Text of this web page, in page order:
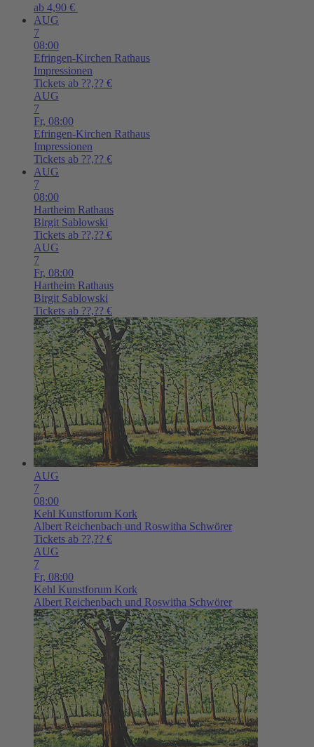
ab 4,90 €
AUG
7
08:00
Efringen-Kirchen Rathaus
Impressionen
Tickets ab ??,?? €
AUG
7
Fr, 08:00
Efringen-Kirchen Rathaus
Impressionen
Tickets ab ??,?? €
AUG
7
08:00
Hartheim Rathaus
Birgit Sablowski
Tickets ab ??,?? €
AUG
7
Fr, 08:00
Hartheim Rathaus
Birgit Sablowski
Tickets ab ??,?? €
AUG
7
08:00
Kehl Kunstforum Kork
Albert Reichenbach und Roswitha Schwörer
Tickets ab ??,?? €
AUG
7
Fr, 08:00
Kehl Kunstforum Kork
Albert Reichenbach und Roswitha Schwörer